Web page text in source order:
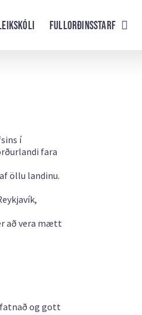
Fullorðinsstarf
í
fara
öllu landinu.
að vera mætt
og gott